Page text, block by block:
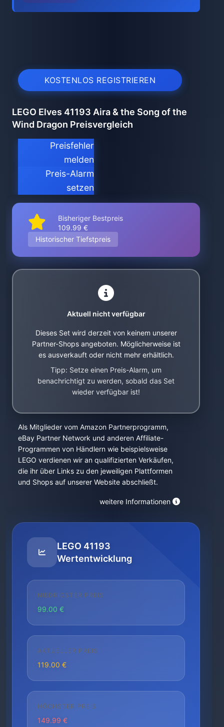
KOSTENLOS REGISTRIEREN
LEGO Elves 41193 Aira & the Song of the
Wind Dragon Preisvergleich
Preisfehler
melden
Preis-Alarm
setzen
Bisheriger Bestpreis
109.99 €
Historischer Tiefstpreis
Aktuell nicht verfügbar
Dieses Set wird derzeit von keinem unserer
Partner-Shops angeboten. Möglicherweise ist
es ausverkauft oder nicht mehr erhältlich.
Tipp: Setze einen Preis-Alarm, um
benachrichtigt zu werden, sobald das Set
wieder verfügbar ist!
Als Mitglieder vom Amazon Partnerprogramm,
eBay Partner Network und anderen Affiliate-
Programmen von Händlern wie beispielsweise
LEGO verdienen wir an qualifizierten Verkäufen,
die ihr über Links zu den jeweiligen Plattformen
und Shops auf unserer Website abschließt.
weitere Informationen
LEGO 41193
Wertentwicklung
NIEDRIGSTER PREIS
99.00 €
AKTUELLER PREIS
119.00 €
HÖCHSTER PREIS
149.99 €